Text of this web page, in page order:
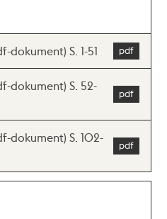
S. 1-51
dokument) S. 52-
dokument) S. 102-